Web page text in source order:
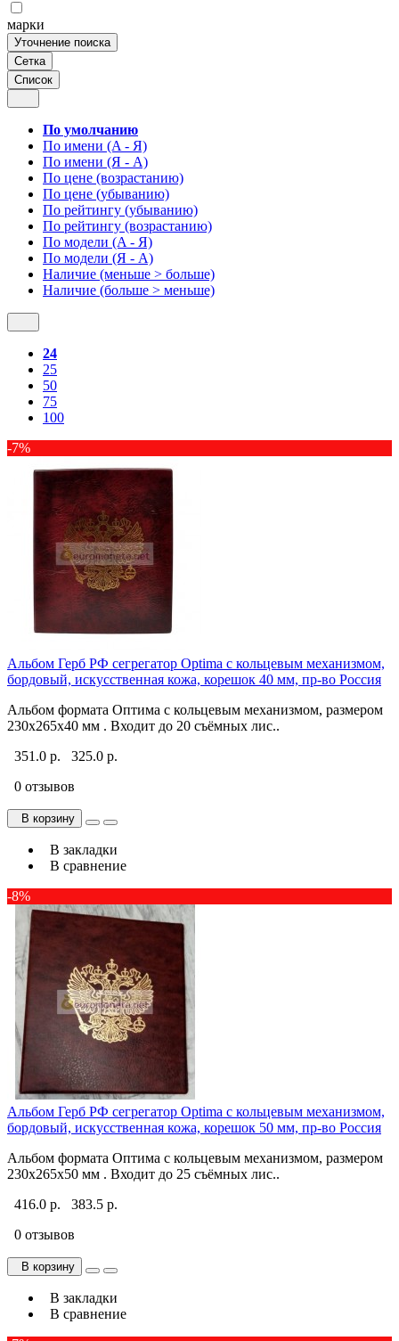
марки
Уточнение поиска
Сетка
Список
По умолчанию
По имени (A - Я)
По имени (Я - A)
По цене (возрастанию)
По цене (убыванию)
По рейтингу (убыванию)
По рейтингу (возрастанию)
По модели (A - Я)
По модели (Я - A)
Наличие (меньше > больше)
Наличие (больше > меньше)
24
25
50
75
100
-7%
Альбом Герб РФ сегрегатор Optima с кольцевым механизмом,
бордовый, искусственная кожа, корешок 40 мм, пр-во Россия
Альбом формата Оптима с кольцевым механизмом, размером
230х265х40 мм . Входит до 20 съёмных лис..
351.0 р.
325.0 р.
0 отзывов
В корзину
В закладки
В сравнение
-8%
Альбом Герб РФ сегрегатор Optima с кольцевым механизмом,
бордовый, искусственная кожа, корешок 50 мм, пр-во Россия
Альбом формата Оптима с кольцевым механизмом, размером
230х265х50 мм . Входит до 25 съёмных лис..
416.0 р.
383.5 р.
0 отзывов
В корзину
В закладки
В сравнение